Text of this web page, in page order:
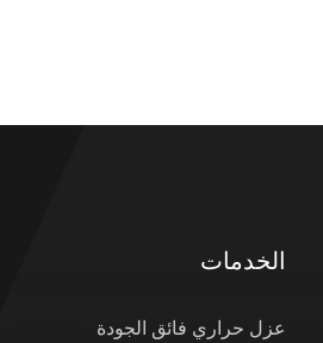
الخدمات
عزل حراري فائق الجودة